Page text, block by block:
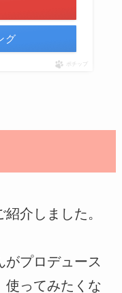
グ
ポチップ
介しました。
がプロデュース
使ってみたくな